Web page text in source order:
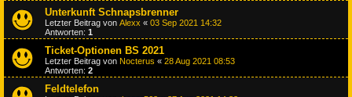
Unterkunft Schnapsbrenner
Letzter Beitrag von Alexx « 03 Sep 2021 14:32
Antworten: 1
Ticket-Optionen BS 2021
Letzter Beitrag von Nocterus « 28 Aug 2021 08:53
Antworten: 2
Feldtelefon